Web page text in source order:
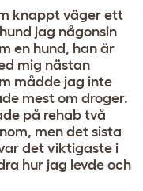
knappt väger ett
jag någonsin
en hund, han är
mig nästan
mådde jag inte
mest om droger.
på rehab två
men det sista
det viktigaste i
hur jag levde och